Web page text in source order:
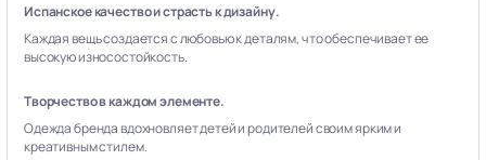
Испанское качество и страсть к дизайну.
Каждая вещь создается с любовью к деталям, что обеспечивает ее
высокую износостойкость.
Творчество в каждом элементе.
Одежда бренда вдохновляет детей и родителей своим ярким и
креативным стилем.